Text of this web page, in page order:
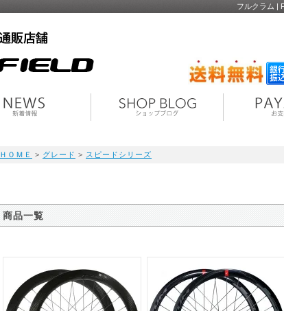
フルクラム |
ＨＯＭＥ > グレード > スピードシリーズ
商品一覧